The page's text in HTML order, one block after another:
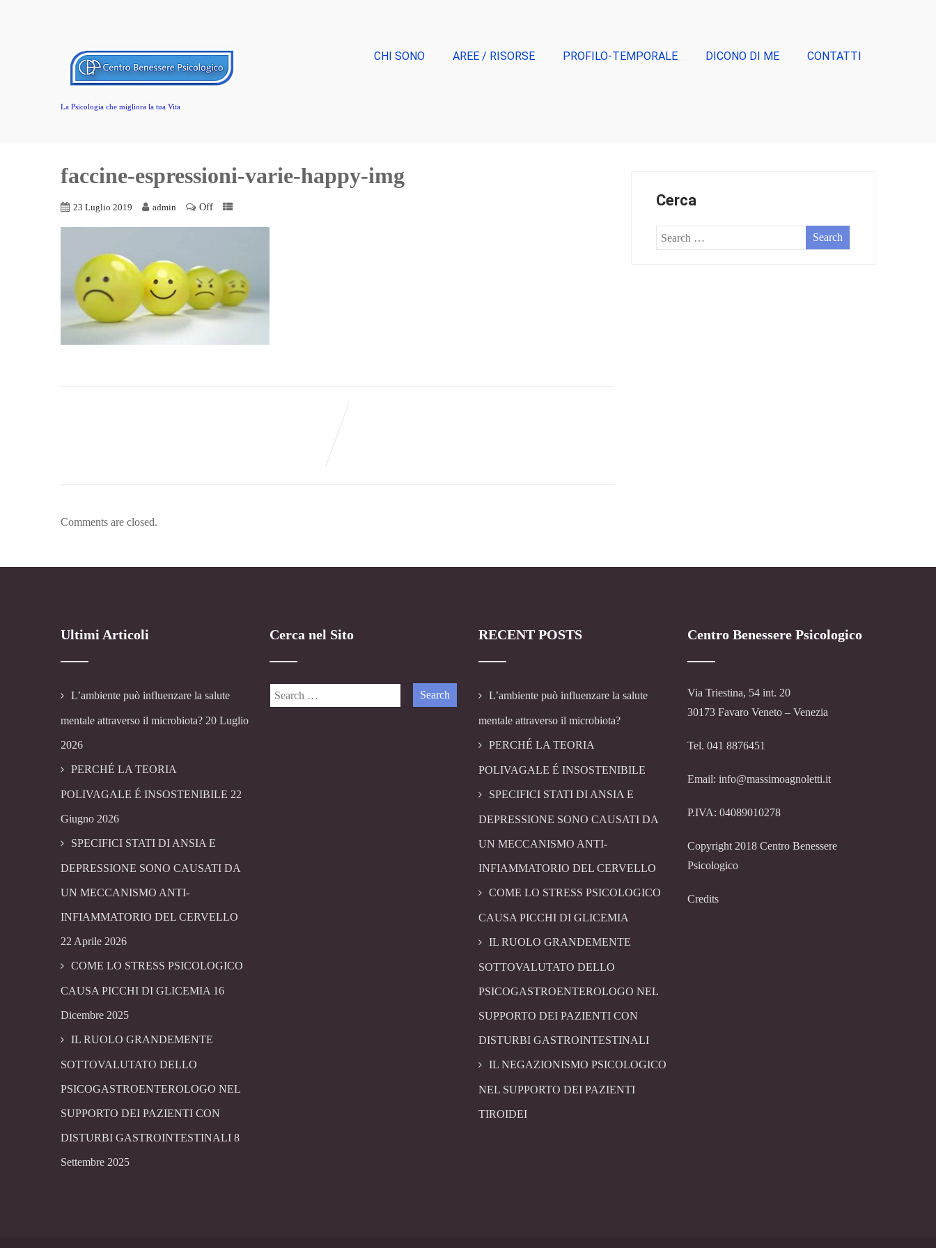
La Psicologia che migliora la tua Vita
CHI SONO AREE / RISORSE PROFILO-TEMPORALE DICONO DI ME CONTATTI
faccine-espressioni-varie-happy-img
23 Luglio 2019 admin Off
Comments are closed.
Cerca
Ultimi Articoli
L’ambiente può influenzare la salute
mentale attraverso il microbiota? 20 Luglio
2026
PERCHÉ LA TEORIA
POLIVAGALE É INSOSTENIBILE 22
Giugno 2026
SPECIFICI STATI DI ANSIA E
DEPRESSIONE SONO CAUSATI DA
UN MECCANISMO ANTI-
INFIAMMATORIO DEL CERVELLO
22 Aprile 2026
COME LO STRESS PSICOLOGICO
CAUSA PICCHI DI GLICEMIA 16
Dicembre 2025
IL RUOLO GRANDEMENTE
SOTTOVALUTATO DELLO
PSICOGASTROENTEROLOGO NEL
SUPPORTO DEI PAZIENTI CON
DISTURBI GASTROINTESTINALI 8
Settembre 2025
Cerca nel Sito RECENT POSTS
L’ambiente può influenzare la salute
mentale attraverso il microbiota?
PERCHÉ LA TEORIA
POLIVAGALE É INSOSTENIBILE
SPECIFICI STATI DI ANSIA E
DEPRESSIONE SONO CAUSATI DA
UN MECCANISMO ANTI-
INFIAMMATORIO DEL CERVELLO
COME LO STRESS PSICOLOGICO
CAUSA PICCHI DI GLICEMIA
IL RUOLO GRANDEMENTE
SOTTOVALUTATO DELLO
PSICOGASTROENTEROLOGO NEL
SUPPORTO DEI PAZIENTI CON
DISTURBI GASTROINTESTINALI
IL NEGAZIONISMO PSICOLOGICO
NEL SUPPORTO DEI PAZIENTI
TIROIDEI
Centro Benessere Psicologico
Via Triestina, 54 int. 20
30173 Favaro Veneto – Venezia
Tel. 041 8876451
Email: info@massimoagnoletti.it
P.IVA: 04089010278
Copyright 2018 Centro Benessere
Psicologico
Credits